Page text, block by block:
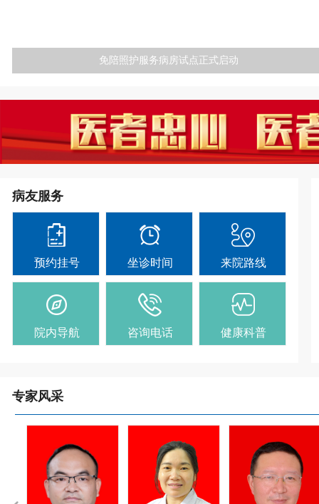
免陪照护服务病房试点正式启动
病友服务
预约挂号 坐诊时间 来院路线
院内导航 咨询电话 健康科普
专家风采